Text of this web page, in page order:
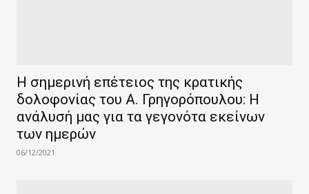
Η σημερινή επέτειος της κρατικής
δολοφονίας του Α. Γρηγορόπουλου: Η
ανάλυσή μας για τα γεγονότα εκείνων
των ημερών
06/12/2021